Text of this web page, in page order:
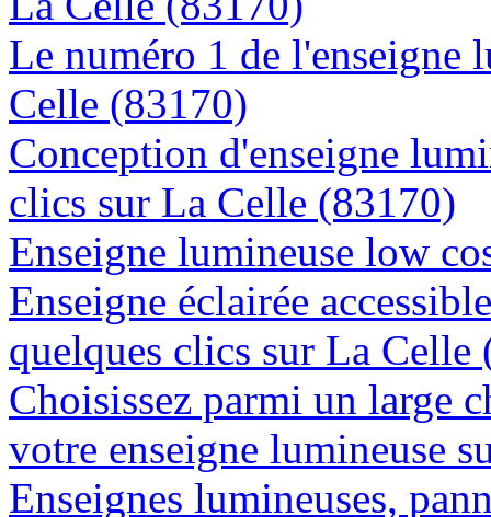
Le numéro 1 de l'enseigne
Celle (83170)
Conception d'enseigne
clics sur La Celle (83170)
Enseigne lumineuse low
Enseigne éclairée
quelques clics sur La Celle
Choisissez parmi un large
votre enseigne lumineuse
Enseignes lumineuses,